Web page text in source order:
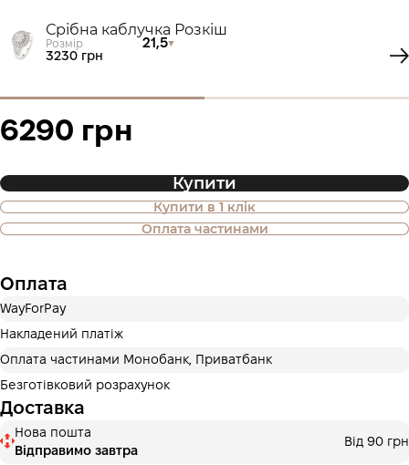
Срібна каблучка Розкіш
Розмір 21,5
3230 грн
6290 грн
Купити
Купити в 1 клік
Оплата частинами
Також доступна покупка товару в
оплату частинами
Оплату можна розділити на 2 або 3 платежі. Без
додаткових комісій для покупців. Кількість платежів
3 місяці
Оплату можна розділити на 2 або 3 платежі. Без
додаткових комісій для покупців. Кількість платежів
Оплата
WayForPay
Накладений платіж
Оплата частинами Монобанк, Приватбанк
Безготівковий розрахунок
Доставка
Нова пошта
Відправимо завтра
Від 90 грн